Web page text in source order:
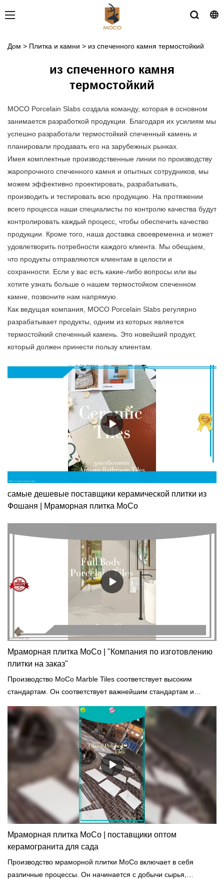
Дом > Плитка и камни > из спеченного камня термостойкий
из спеченного камня
термостойкий
MOCO Porcelain Slabs создала команду, которая в основном
занимается разработкой продукции. Благодаря их усилиям мы
успешно разработали термостойкий спеченный камень и
планировали продавать его на зарубежных рынках.
Имея комплектные производственные линии по производству
жаропрочного спеченного камня и опытных сотрудников, мы
можем эффективно проектировать, разрабатывать,
производить и тестировать всю продукцию. На протяжении
всего процесса наши специалисты по контролю качества будут
контролировать каждый процесс, чтобы обеспечить качество
продукции. Кроме того, наша доставка своевременна и может
удовлетворить потребности каждого клиента. Мы обещаем,
что продукты отправляются клиентам в целости и
сохранности. Если у вас есть какие-либо вопросы или вы
хотите узнать больше о нашем термостойком спеченном
камне, позвоните нам напрямую.
Как ведущая компания, MOCO Porcelain Slabs регулярно
разрабатывает продукты, одним из которых является
термостойкий спеченный камень. Это новейший продукт,
который должен принести пользу клиентам.
самые дешевые поставщики керамической плитки из
Фошаня | Мраморная плитка MoCo
Мраморная плитка MoCo | "Компания по изготовлению
плитки на заказ"
Производство MoCo Marble Tiles соответствует высоким
стандартам. Он соответствует важнейшим стандартам и
сертификаты безопасности и защиты окружающей среды.
Мраморная плитка MoCo | поставщики оптом
керамогранита для сада
Производство мраморной плитки MoCo включает в себя
различные процессы. Он начинается с добычи сырья,